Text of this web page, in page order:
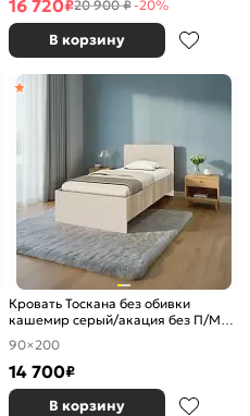
16 720₽20 900 ₽-20%
В корзину
Кровать Тоскана без обивки
кашемир серый/акация без П/М
900x2000, изголовье жесткое
90×200
14 700₽
В корзину